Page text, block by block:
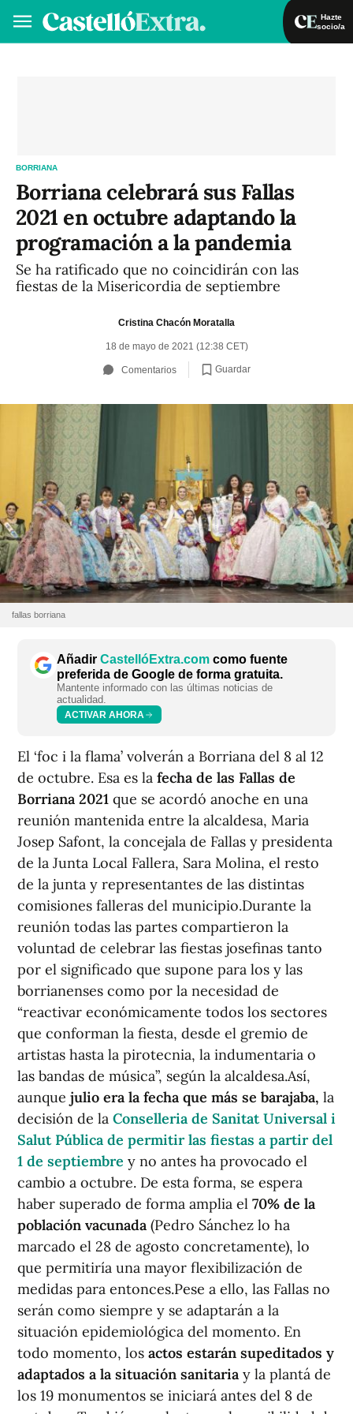
Hazte
socio/a
BORRIANA
Borriana celebrará sus Fallas
2021 en octubre adaptando la
programación a la pandemia
Se ha ratificado que no coincidirán con las
fiestas de la Misericordia de septiembre
Cristina Chacón Moratalla
18 de mayo de 2021 (12:38 CET)
Comentarios Guardar
fallas borriana
Añadir CastellóExtra.com como fuente
preferida de Google de forma gratuita.
Mantente informado con las últimas noticias de
actualidad.
ACTIVAR AHORA
El ‘foc i la flama’ volverán a Borriana del 8 al 12
de octubre. Esa es la fecha de las Fallas de
Borriana 2021 que se acordó anoche en una
reunión mantenida entre la alcaldesa, Maria
Josep Safont, la concejala de Fallas y presidenta
de la Junta Local Fallera, Sara Molina, el resto
de la junta y representantes de las distintas
comisiones falleras del municipio.Durante la
reunión todas las partes compartieron la
voluntad de celebrar las fiestas josefinas tanto
por el significado que supone para los y las
borrianenses como por la necesidad de
“reactivar económicamente todos los sectores
que conforman la fiesta, desde el gremio de
artistas hasta la pirotecnia, la indumentaria o
las bandas de música”, según la alcaldesa.Así,
aunque julio era la fecha que más se barajaba, la
decisión de la Conselleria de Sanitat Universal i
Salut Pública de permitir las fiestas a partir del
1 de septiembre y no antes ha provocado el
cambio a octubre. De esta forma, se espera
haber superado de forma amplia el 70% de la
población vacunada (Pedro Sánchez lo ha
marcado el 28 de agosto concretamente), lo
que permitiría una mayor flexibilización de
medidas para entonces.Pese a ello, las Fallas no
serán como siempre y se adaptarán a la
situación epidemiológica del momento. En
todo momento, los actos estarán supeditados y
adaptados a la situación sanitaria y la plantá de
los 19 monumentos se iniciará antes del 8 de